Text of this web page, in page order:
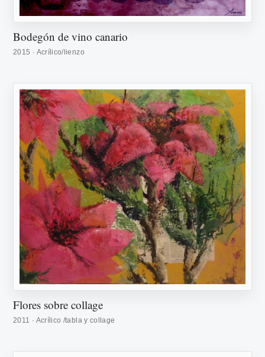
Bodegón de vino canario
2015 · Acrílico/lienzo
Flores sobre collage
2011 · Acrílico /tabla y collage